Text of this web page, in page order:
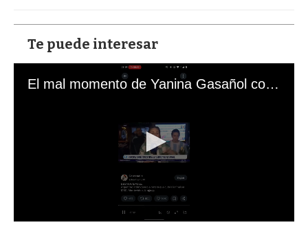
Te puede interesar
El mal momento de Yanina Gasañol con un hincha argentino en "Subrayado"